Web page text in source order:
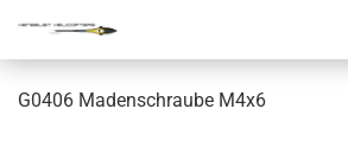
G0406 Madenschraube M4x6